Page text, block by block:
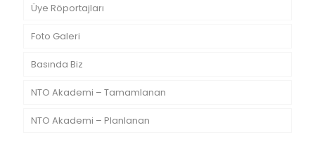
Üye Röportajları
Foto Galeri
Basında Biz
NTO Akademi – Tamamlanan
NTO Akademi – Planlanan